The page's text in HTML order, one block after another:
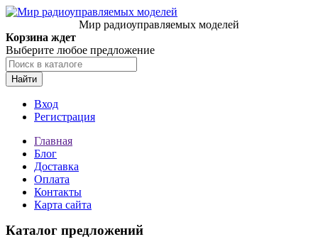
Мир радиоуправляемых моделей
Корзина ждет
Выберите любое предложение
Найти
Вход
Регистрация
Главная
Блог
Доставка
Оплата
Контакты
Карта сайта
Каталог предложений